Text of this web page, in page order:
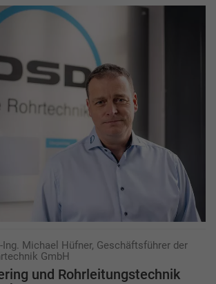
Michael Hüfner, Geschäftsführer der
GmbH
und Rohrleitungstechnik